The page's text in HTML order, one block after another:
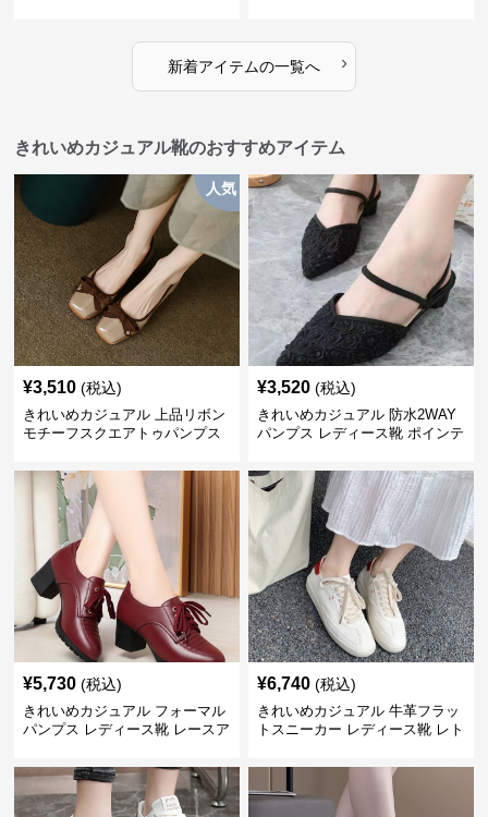
新着アイテムの一覧へ ›
きれいめカジュアル靴のおすすめアイテム
人気
¥3,510 (税込)
きれいめカジュアル 上品リボン
モチーフスクエアトゥパンプス
¥3,520 (税込)
きれいめカジュアル 防水2WAY
パンプス レディース靴 ポインテ
ウェッジソール 滑りにくい 浅口
シューズ
¥5,730 (税込)
きれいめカジュアル フォーマル
パンプス レディース靴 レースア
ーズ お呼ばれ・結婚式
¥6,740 (税込)
きれいめカジュアル 牛革フラッ
トスニーカー レディース靴 レト
グシューズ風 レースアップ 白ス